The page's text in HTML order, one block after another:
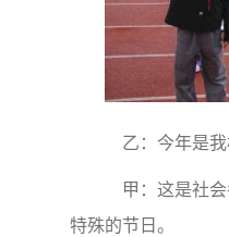
乙：今年是我
甲：这是社会
特殊的节日。